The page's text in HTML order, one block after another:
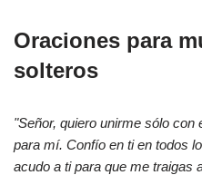
Oraciones para
solteros
"Señor, quiero unirme sólo
para mí. Confío en ti en todos
acudo a ti para que me traigas